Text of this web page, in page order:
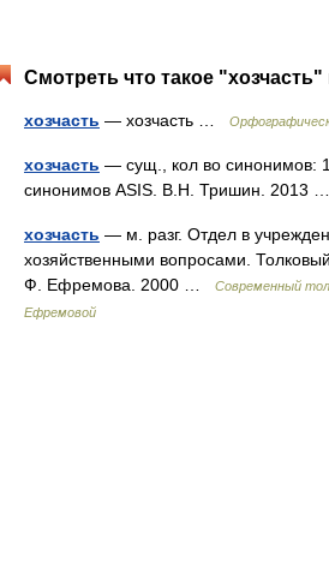
Смотреть что такое
хозчасть — хозчасть …
хозчасть — сущ., кол во синонимов:
синонимов ASIS. В.Н. Тришин. 2013
хозчасть — м. разг. Отдел в
хозяйственными вопросами.
Ф. Ефремова. 2000 …
Современный
Ефремовой